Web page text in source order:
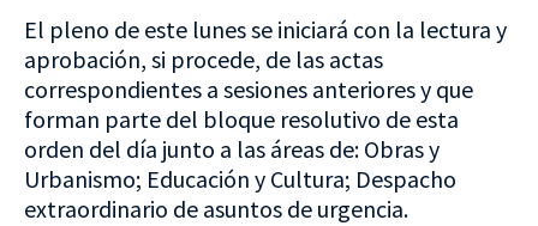
El pleno de este lunes se iniciará con la lectura y
aprobación, si procede, de las actas
correspondientes a sesiones anteriores y que
forman parte del bloque resolutivo de esta
orden del día junto a las áreas de: Obras y
Urbanismo; Educación y Cultura; Despacho
extraordinario de asuntos de urgencia.